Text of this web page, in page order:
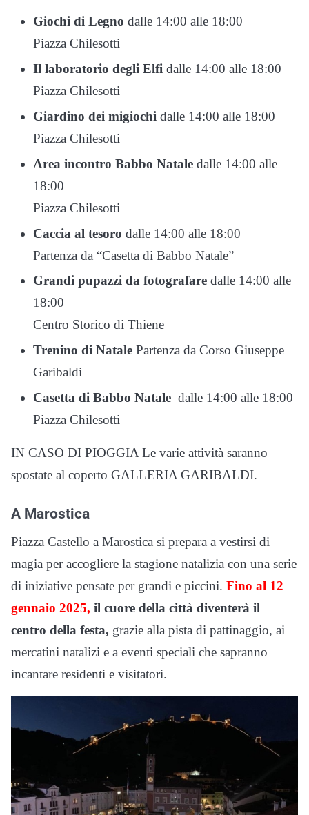
Giochi di Legno dalle 14:00 alle 18:00
Piazza Chilesotti
Il laboratorio degli Elfi dalle 14:00 alle 18:00
Piazza Chilesotti
Giardino dei migiochi dalle 14:00 alle 18:00
Piazza Chilesotti
Area incontro Babbo Natale dalle 14:00 alle
18:00
Piazza Chilesotti
Caccia al tesoro dalle 14:00 alle 18:00
Partenza da “Casetta di Babbo Natale”
Grandi pupazzi da fotografare dalle 14:00 alle
18:00
Centro Storico di Thiene
Trenino di Natale Partenza da Corso Giuseppe
Garibaldi
Casetta di Babbo Natale dalle 14:00 alle 18:00
Piazza Chilesotti
IN CASO DI PIOGGIA Le varie attività saranno
spostate al coperto GALLERIA GARIBALDI.
A Marostica
Piazza Castello a Marostica si prepara a vestirsi di
magia per accogliere la stagione natalizia con una serie
di iniziative pensate per grandi e piccini. Fino al 12
gennaio 2025, il cuore della città diventerà il
centro della festa, grazie alla pista di pattinaggio, ai
mercatini natalizi e a eventi speciali che sapranno
incantare residenti e visitatori.